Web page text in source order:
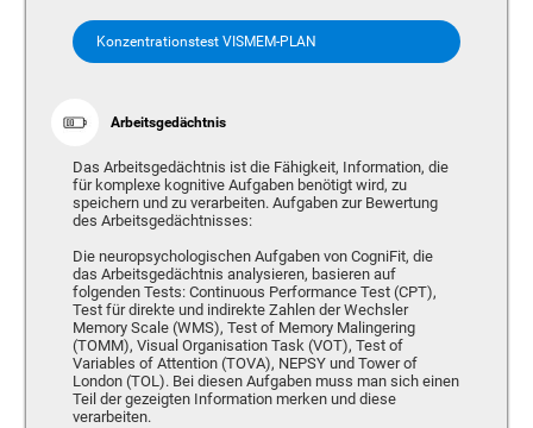
Konzentrationstest VISMEM-PLAN
Arbeitsgedächtnis
Das Arbeitsgedächtnis ist die Fähigkeit, Information, die
für komplexe kognitive Aufgaben benötigt wird, zu
speichern und zu verarbeiten. Aufgaben zur Bewertung
des Arbeitsgedächtnisses:
Die neuropsychologischen Aufgaben von CogniFit, die
das Arbeitsgedächtnis analysieren, basieren auf
folgenden Tests: Continuous Performance Test (CPT),
Test für direkte und indirekte Zahlen der Wechsler
Memory Scale (WMS), Test of Memory Malingering
(TOMM), Visual Organisation Task (VOT), Test of
Variables of Attention (TOVA), NEPSY und Tower of
London (TOL). Bei diesen Aufgaben muss man sich einen
Teil der gezeigten Information merken und diese
verarbeiten.